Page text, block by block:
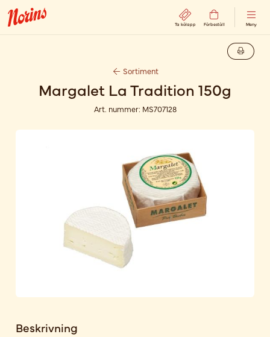
Ta kölapp Förbeställ Meny
Sortiment
Margalet La Tradition 150g
Art. nummer: MS707128
Beskrivning